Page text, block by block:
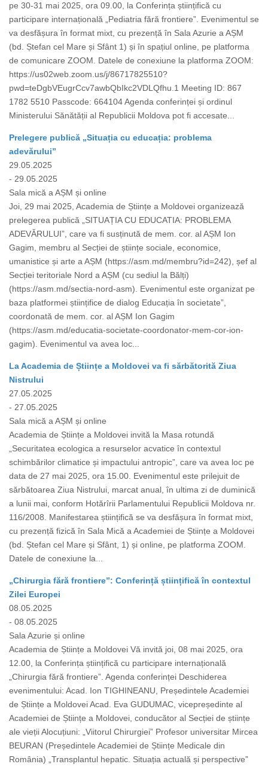
pe 30-31 mai 2025, ora 09.00, la Conferința științifică cu
participare internațională „Pediatria fără frontiere”. Evenimentul se
va desfășura în format mixt, cu prezență în Sala Azurie a AȘM
(bd. Ștefan cel Mare și Sfânt 1) și în spațiul online, pe platforma
de comunicare ZOOM. Datele de conexiune la platforma ZOOM:
https://us02web.zoom.us/j/86717825510?
pwd=teDgbVEugrCcv7awbQbIkc2VDLQfhu.1 Meeting ID: 867
1782 5510 Passcode: 664104 Agenda conferinței și ordinul
Ministerului Sănătății al Republicii Moldova pot fi accesate...
Prelegere publică „Situația cu educația: problema
adevărului”
29.05.2025
- 29.05.2025
Sala mică a AȘM și online
Joi, 29 mai 2025, Academia de Științe a Moldovei organizează
prelegerea publică „SITUAȚIA CU EDUCATIA: PROBLEMA
ADEVĂRULUI”, care va fi susținută de mem. cor. al AȘM Ion
Gagim, membru al Secției de științe sociale, economice,
umanistice și arte a AȘM (https://asm.md/membru?id=242), șef al
Secției teritoriale Nord a AȘM (cu sediul la Bălți)
(https://asm.md/sectia-nord-asm). Evenimentul este organizat pe
baza platformei științifice de dialog Educația în societate”,
coordonată de mem. cor. al AȘM Ion Gagim
(https://asm.md/educatia-societate-coordonator-mem-cor-ion-
gagim). Evenimentul va avea loc...
La Academia de Științe a Moldovei va fi sărbătorită Ziua
Nistrului
27.05.2025
- 27.05.2025
Sala mică a AȘM și online
Academia de Științe a Moldovei invită la Masa rotundă
„Securitatea ecologica a resurselor acvatice în contextul
schimbărilor climatice și impactului antropic”, care va avea loc pe
data de 27 mai 2025, ora 15.00. Evenimentul este prilejuit de
sărbătoarea Ziua Nistrului, marcat anual, în ultima zi de duminică
a lunii mai, conform Hotărîrii Parlamentului Republicii Moldova nr.
116/2008. Manifestarea științifică se va desfășura în format mixt,
cu prezență fizică în Sala Mică a Academiei de Științe a Moldovei
(bd. Ștefan cel Mare și Sfânt, 1) și online, pe platforma ZOOM.
Datele de conexiune la...
„Chirurgia fără frontiere”: Conferință științifică în contextul
Zilei Europei
08.05.2025
- 08.05.2025
Sala Azurie și online
Academia de Științe a Moldovei Vă invită joi, 08 mai 2025, ora
12.00, la Conferința științifică cu participare internațională
„Chirurgia fără frontiere”. Agenda conferinței Deschiderea
evenimentului: Acad. Ion TIGHINEANU, Președintele Academiei
de Științe a Moldovei Acad. Eva GUDUMAC, vicepreședinte al
Academiei de Științe a Moldovei, conducător al Secției de științe
ale vieții Alocuțiuni: „Viitorul Chirurgiei” Profesor universitar Mircea
BEURAN (Președintele Academiei de Științe Medicale din
România) „Transplantul hepatic. Situația actuală și perspective”